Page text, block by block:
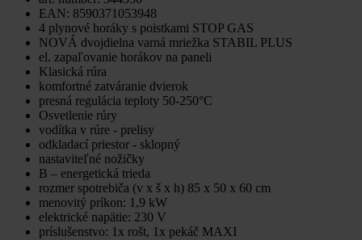
EAN: 8590371053948
4 plynové horáky s poistkami STOP GAS
NOVÁ dvojdielna varná mriežka STABIL PLUS
el. zapaľovanie horákov na paneli
Klasická rúra
komfortné zatváranie dvierok
presná regulácia teploty 50-250°C
Osvetlenie rúry
vodítka v rúre - prelisy
odkladací priestor - sklopný
nastaviteľné nožičky
B – energetická trieda
rozmer spotrebiča (v x š x h) 85 x 50 x 60 cm
menovitý príkon: 1,9 kW
elektrické napätie: 230 V
príslušenstvo: 1x rošt, 1x pekáč MAXI